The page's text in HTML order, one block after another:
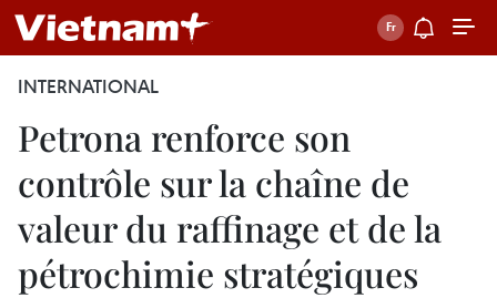
INTERNATIONAL
Petrona renforce son
contrôle sur la chaîne de
valeur du raffinage et de la
pétrochimie stratégiques